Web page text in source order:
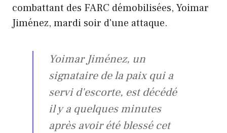
combattant des FARC démobilisées, Yoimar
Jiménez, mardi soir d'une attaque.
Yoimar Jiménez, un
signataire de la paix qui a
servi d'escorte, est décédé
il y a quelques minutes
après avoir été blessé cet